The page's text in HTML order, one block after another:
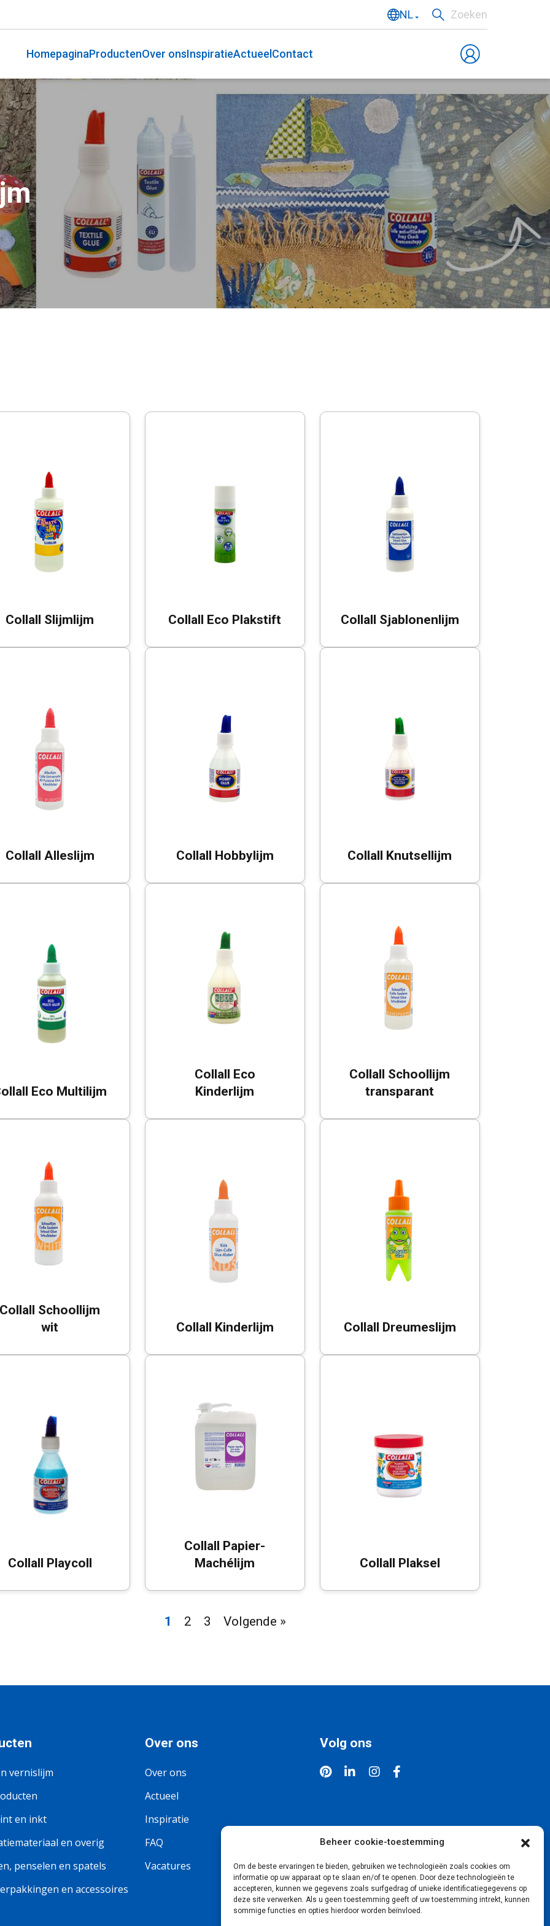
Beheer cookie-toestemming
Om de beste ervaringen te bieden, gebruiken we technologieën zoals cookies om
informatie op uw apparaat op te slaan en/of te openen. Door deze technologieën te
accepteren, kunnen we gegevens zoals surfgedrag of unieke identificatiegegevens op
deze site verwerken. Als u geen toestemming geeft of uw toestemming intrekt, kunnen
sommige functies en opties hierdoor worden beïnvloed.
NL
Zoeken
HomepaginaProductenOver onsInspiratieActueel Contact
Collall Slijmlijm Collall Eco Plakstift Collall Sjablonenlijm
Collall Alleslijm Collall Hobbylijm Collall Knutsellijm
Eco Multilijm
Collall Eco
Kinderlijm
Collall Schoollijm
transparant
Collall Schoollijm
wit
Collall Kinderlijm Collall Dreumeslijm
Collall Playcoll
Collall Papier-
Machélijm
Collall Plaksel
1 2 3 Volgende »
vernislijm
en inkt
en overig
penselen en spatels
en accessoires
Over ons
Over ons
Actueel
Inspiratie
FAQ
Vacatures
Volg ons